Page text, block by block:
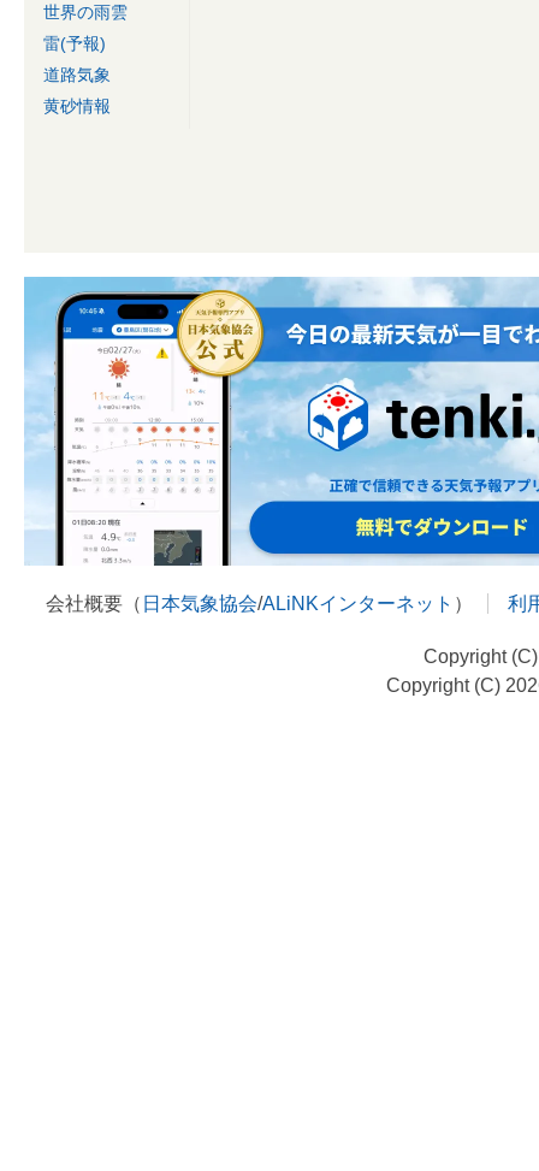
世界の雨雲
雷(予報)
道路気象
黄砂情報
会社概要（ 日本気象協会/ALiNKインターネット ） 利
Copyright
Copyright (C)